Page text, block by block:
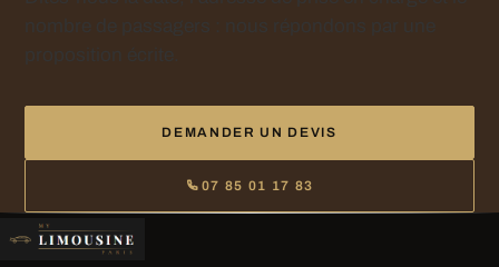
DEMANDER UN DEVIS
07 85 01 17 83